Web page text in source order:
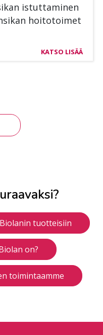
is­tut­ta­mi­nen
hoi­to­toi­met
KATSO LISÄÄ
tuotteisiin
on?
toimintaamme